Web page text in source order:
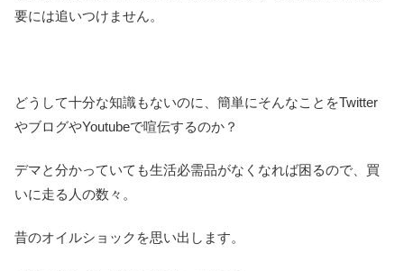
要には追いつけません。
どうして十分な知識もないのに、簡単にそんなことをTwitter
やブログやYoutubeで喧伝するのか？
デマと分かっていても生活必需品がなくなれば困るので、買
いに走る人の数々。
昔のオイルショックを思い出します。